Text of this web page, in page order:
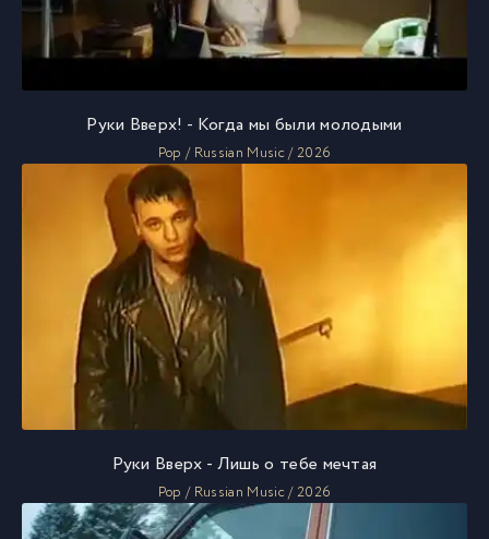
Руки Вверх! - Когда мы были молодыми
Pop / Russian Music / 2026
Руки Вверх - Лишь о тебе мечтая
Pop / Russian Music / 2026